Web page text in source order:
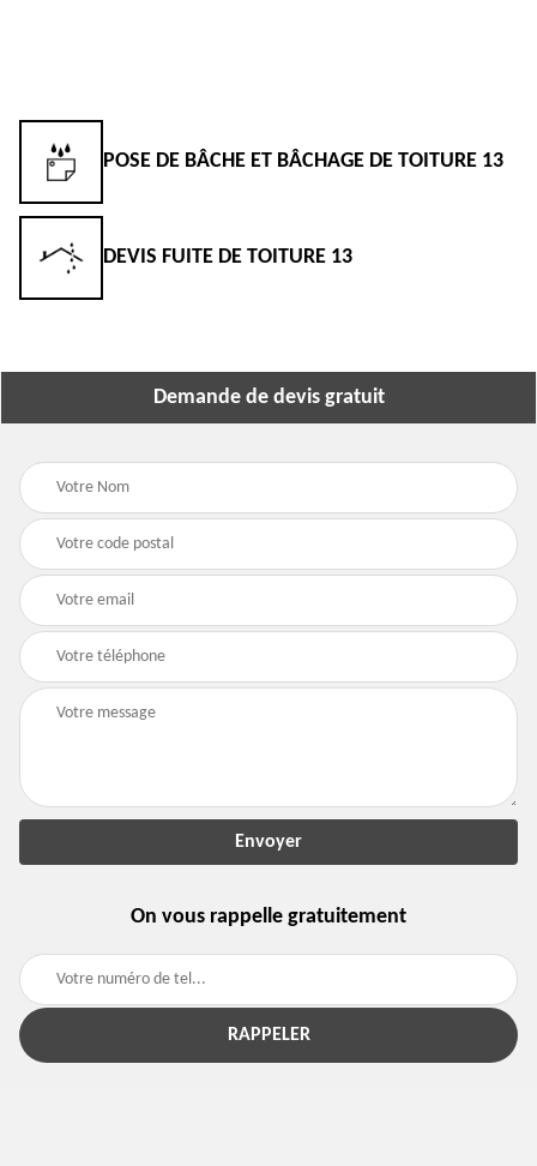
POSE DE BÂCHE ET BÂCHAGE DE TOITURE 13
DEVIS FUITE DE TOITURE 13
Demande de devis gratuit
On vous rappelle gratuitement